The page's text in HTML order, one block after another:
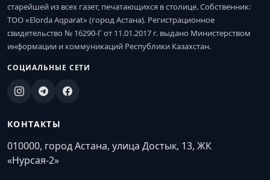
старейшей из всех газет, печатающихся в столице. Собственник:
ТОО «Elorda Aqparat» (город Астана). Регистрационное
свидетельство № 16290-Г от 11.01.2017 г. выдано Министерством
информации и коммуникаций Республики Казахстан.
СОЦИАЛЬНЫЕ СЕТИ
КОНТАКТЫ
010000, город Астана, улица Достык, 13, ЖК
«Нурсая-2»